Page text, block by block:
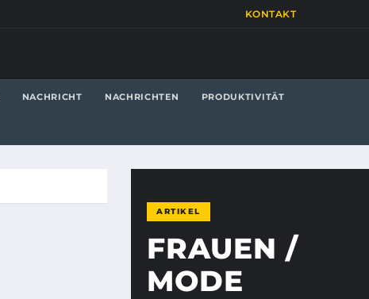
KONTAKT
NACHRICHT NACHRICHTEN PRODUKTIVITÄT
ARTIKEL
FRAUEN /
MODE